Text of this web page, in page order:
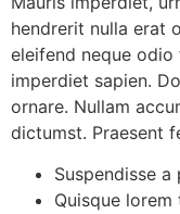
hendrerit nulla erat
eleifend neque
imperdiet sapien.
ornare. Nullam
dictumst. Praesent
Suspendisse
Quisque